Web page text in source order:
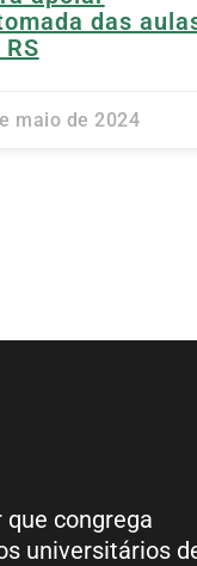
das
RS
maio de 2024
que congrega
universitários